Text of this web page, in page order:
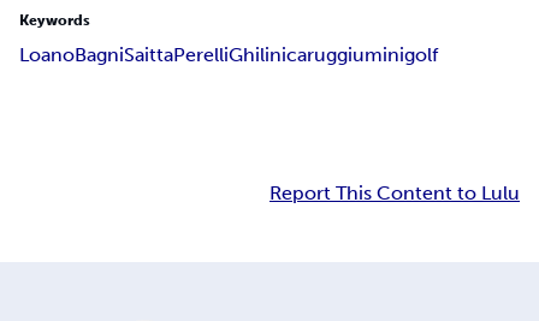
Keywords
LoanoBagniSaittaPerelliGhilinicaruggiuminigolf
Report This Content to Lulu